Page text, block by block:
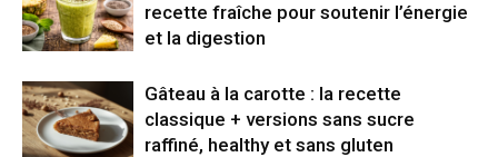
recette fraîche pour soutenir l’énergie
et la digestion
Gâteau à la carotte : la recette
classique + versions sans sucre
raffiné, healthy et sans gluten